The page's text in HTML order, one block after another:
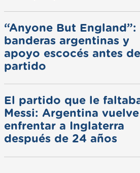
“Anyone But England”:
banderas argentinas y
apoyo escocés antes del
partido
El partido que le
Messi: Argentina
enfrentar a Inglaterra
después de 24 años